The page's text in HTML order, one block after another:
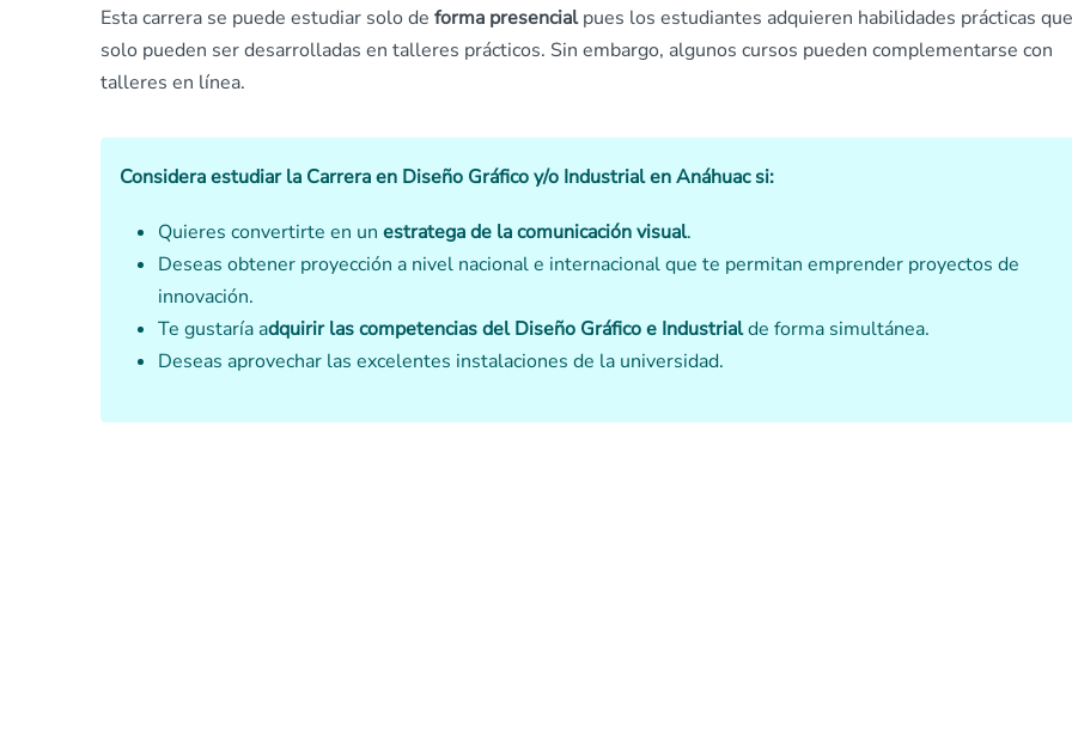
Esta carrera se puede estudiar solo de forma presencialpues los estudiantes adquieren habilidades prácticas que
solo pueden ser desarrolladas en talleres prácticos. Sin embargo, algunos cursos pueden complementarse con
talleres en línea.
Considera estudiar la Carrera en Diseño Gráfico y/o Industrial en Anáhuac si:
Quieres convertirte en un estratega de la comunicación visual.
Deseas obtener proyección a nivel nacional e internacional que te permitan emprender proyectos de
innovación.
Te gustaría adquirir las competencias del Diseño Gráfico e Industrialde forma simultánea.
Deseas aprovechar las excelentes instalaciones de la universidad.